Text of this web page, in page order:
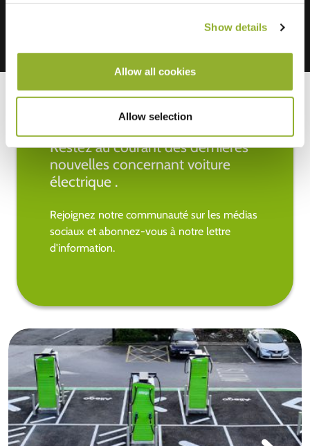
Show details
Allow all cookies
Allow selection
Restez au courant des dernières
nouvelles concernant voiture
électrique .
Rejoignez notre communauté sur les médias
sociaux et abonnez-vous à notre lettre
d'information.